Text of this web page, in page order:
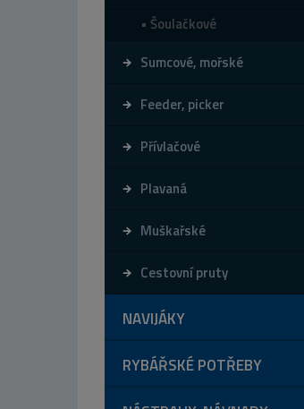
Šoulačkové
Sumcové, mořské
Feeder, picker
Přívlačové
Plavaná
Muškařské
Cestovní pruty
NAVIJÁKY
RYBÁŘSKÉ POTŘEBY